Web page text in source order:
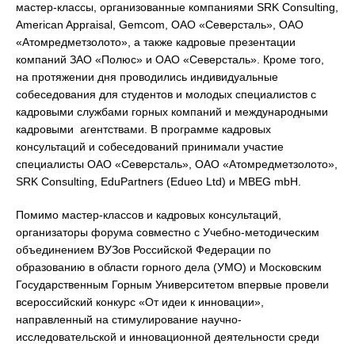
мастер-классы, организованные компаниями SRK Consulting,
American Appraisal, Gemcom, ОАО «Северсталь», ОАО
«Атомредметзолото», а также кадровые презентации
компаний ЗАО «Полюс» и ОАО «Северсталь». Кроме того,
на протяжении дня проводились индивидуальные
собеседования для студентов и молодых специалистов с
кадровыми службами горных компаний и международными
кадровыми агентствами. В программе кадровых
консультаций и собеседований принимали участие
специалисты ОАО «Северсталь», ОАО «Атомредметзолото»,
SRK Consulting, EduPartners (Edueo Ltd) и MBEG mbH.
Помимо мастер-классов и кадровых консультаций,
организаторы форума совместно с Учебно-методическим
объединением ВУЗов Российской Федерации по
образованию в области горного дела (УМО) и Московским
Государственным Горным Университетом впервые провели
всероссийский конкурс «От идеи к инновации»,
направленный на стимулирование научно-
исследовательской и инновационной деятельности среди